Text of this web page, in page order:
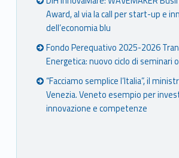
Award, al via la call per start-up e
dell’economia blu
Fondo Perequativo 2025-2026
Energetica: nuovo ciclo di seminari
“Facciamo semplice l’Italia”, il
Venezia. Veneto esempio per
innovazione e competenze